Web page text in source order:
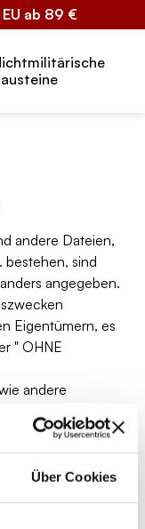
Über Cookies
ab 89 €
andere Dateien,
bestehen, sind
angegeben.
Eigentümern, es
" OHNE
andere
Grafiken liegen bei
COBI S.A.,